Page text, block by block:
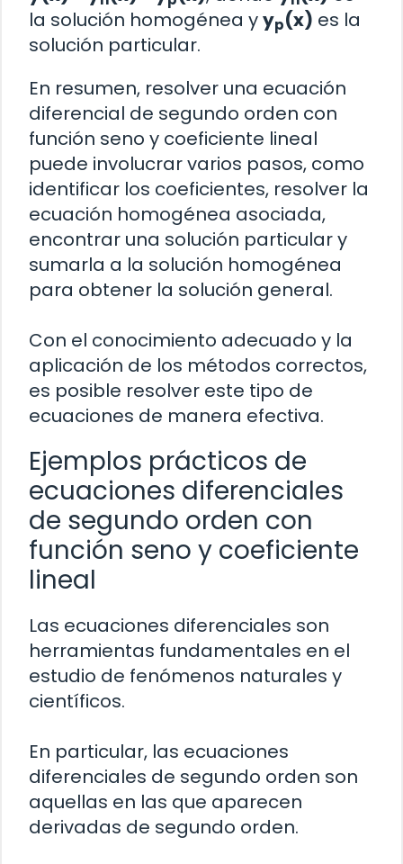
la solución homogénea yyp(x) es la
solución particular.
En resumen, resolver una ecuación
diferencial de segundo orden con
función seno y coeficiente lineal
puede involucrar varios pasos, como
identificar los coeficientes, resolver la
ecuación homogénea asociada,
encontrar una solución particular y
sumarla a la solución homogénea
para obtener la solución general.
Con el conocimiento adecuado y la
aplicación de los métodos correctos,
es posible resolver este tipo de
ecuaciones de manera efectiva.
Ejemplos prácticos de
ecuaciones diferenciales
de segundo orden con
función seno y coeficiente
lineal
Las ecuaciones diferenciales son
herramientas fundamentales en el
estudio de fenómenos naturales y
científicos.
En particular, las ecuaciones
diferenciales de segundo orden son
aquellas en las que aparecen
derivadas de segundo orden.